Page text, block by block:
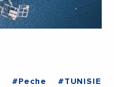
#Peche #TUNISIE